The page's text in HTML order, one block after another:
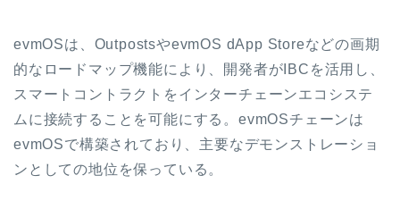
evmOSは、OutpostsやevmOS dApp Storeなどの画期
的なロードマップ機能により、開発者がIBCを活用し、
スマートコントラクトをインターチェーンエコシステ
ムに接続することを可能にする。evmOSチェーンは
evmOSで構築されており、主要なデモンストレーショ
ンとしての地位を保っている。